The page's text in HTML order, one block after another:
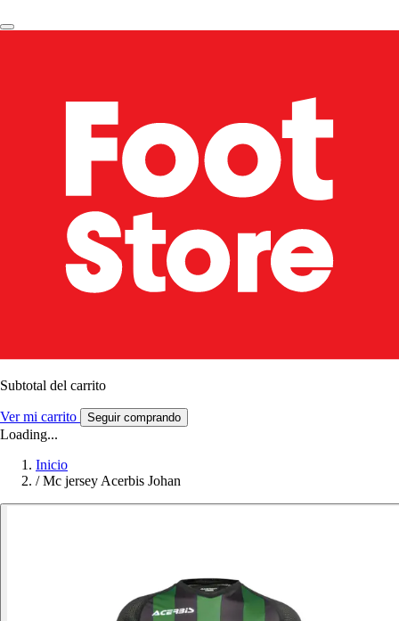
Subtotal del carrito
Ver mi carrito Seguir comprando
Loading...
Inicio
/ Mc jersey Acerbis Johan